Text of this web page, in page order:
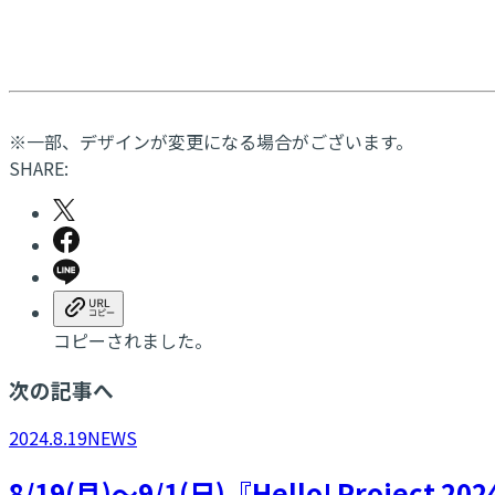
※一部、デザインが変更になる場合がございます。
SHARE:
コピーされました。
次の記事へ
2024.8.19NEWS